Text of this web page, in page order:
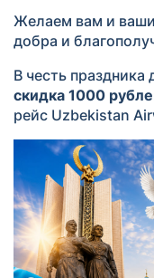
Желаем вам и
добра и
В честь
скидка 1000
рейс Uzbekistan